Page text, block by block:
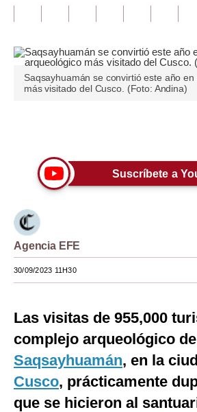
Finanzas Personales
Inmobiliarias
Plus G
Pregunta de hoy
Tendencias
Lujo
Viajes
Estilos
EEUU
México
Saqsayhuamán se convirtió este año
más visitado del Cusco. (Foto: Andina)
Suscríbete a
Agencia EFE
30/09/2023 11H30
Las visitas de 955,000
complejo arqueológico de
Saqsayhuamán, en la
Cusco, prácticamente
que se hicieron al